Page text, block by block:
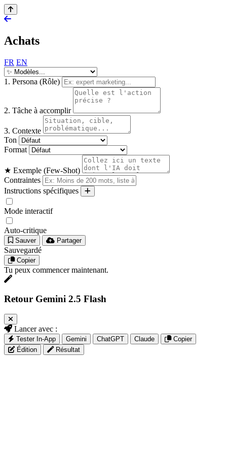
Achats
FR EN
1. Persona (Rôle)
2. Tâche à accomplir
3. Contexte
Ton
Format
★ Exemple (Few-Shot)
Contraintes
Instructions spécifiques
Mode interactif
Auto-critique
Sauver Partager
Sauvegardé
Copier
Tu peux commencer maintenant.
Retour Gemini 2.5 Flash
Lancer avec :
Tester In-App Gemini ChatGPT Claude
Copier
Édition
Résultat